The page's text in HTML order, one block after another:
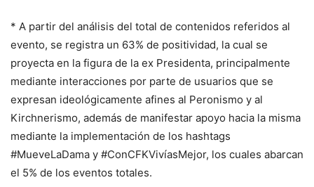
* A partir del análisis del total de contenidos referidos al
evento, se registra un 63% de positividad, la cual se
proyecta en la figura de la ex Presidenta, principalmente
mediante interacciones por parte de usuarios que se
expresan ideológicamente afines al Peronismo y al
Kirchnerismo, además de manifestar apoyo hacia la misma
mediante la implementación de los hashtags
#MueveLaDama y #ConCFKVivíasMejor, los cuales abarcan
el 5% de los eventos totales.